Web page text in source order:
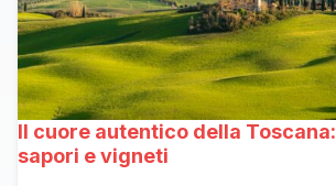
Il cuore autentico della
sapori e vigneti